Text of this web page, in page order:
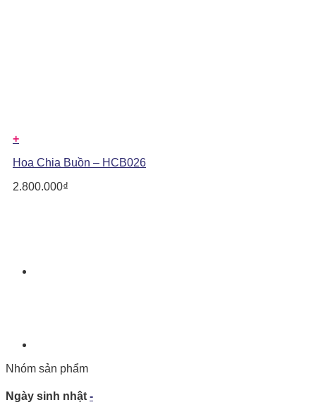
+
Hoa Chia Buồn – HCB026
2.800.000₫
Nhóm sản phẩm
Ngày sinh nhật -